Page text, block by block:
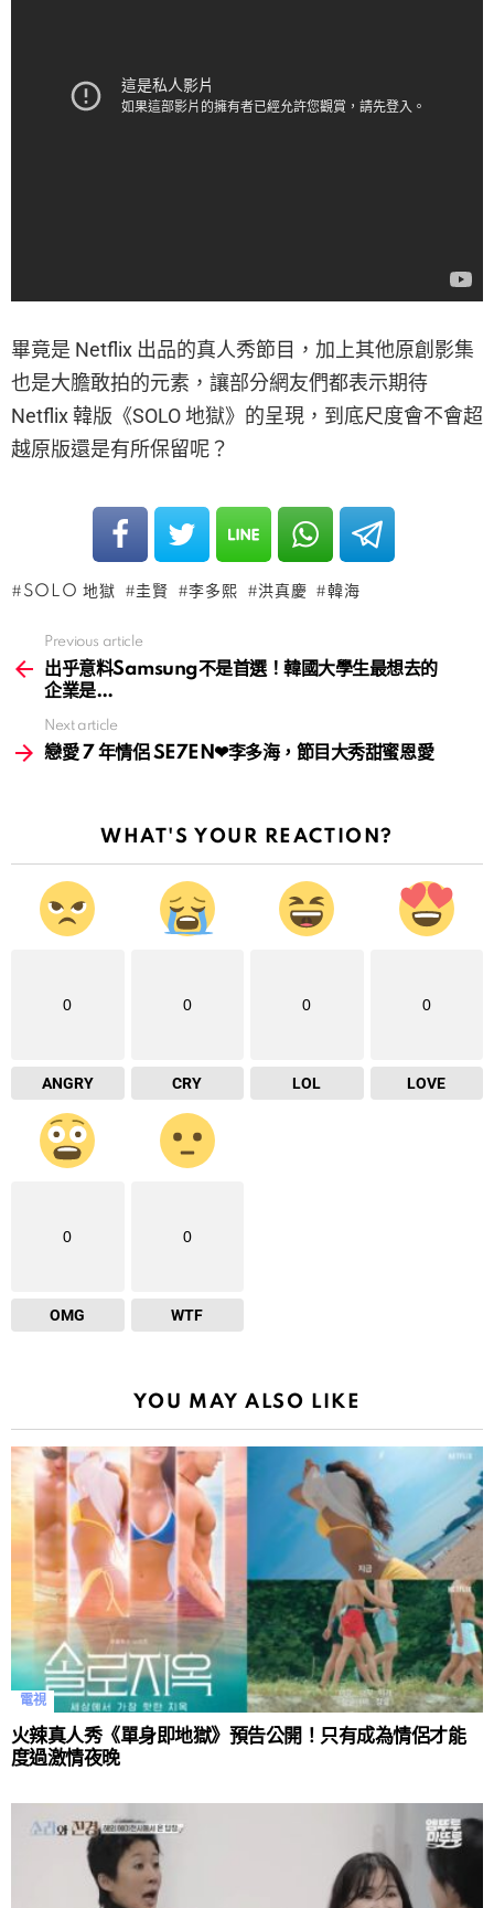
畢竟是 Netflix 出品的真人秀節目，加上其他原創影集
也是大膽敢拍的元素，讓部分網友們都表示期待
Netflix 韓版《SOLO 地獄》的呈現，到底尺度會不會超
越原版還是有所保留呢？
SOLO 地獄 圭賢 李多熙 洪真慶 韓海
more
Previous article
出乎意料Samsung不是首選！韓國大學生最想去的
企業是…
Next article
戀愛 7 年情侶 SE7EN❤李多海，節目大秀甜蜜恩愛
WHAT'S YOUR REACTION?
0
ANGRY
0
CRY
0
LOL
0
LOVE
0
OMG
0
WTF
YOU MAY ALSO LIKE
電視
火辣真人秀《單身即地獄》預告公開！只有成為情侶才能
度過激情夜晚